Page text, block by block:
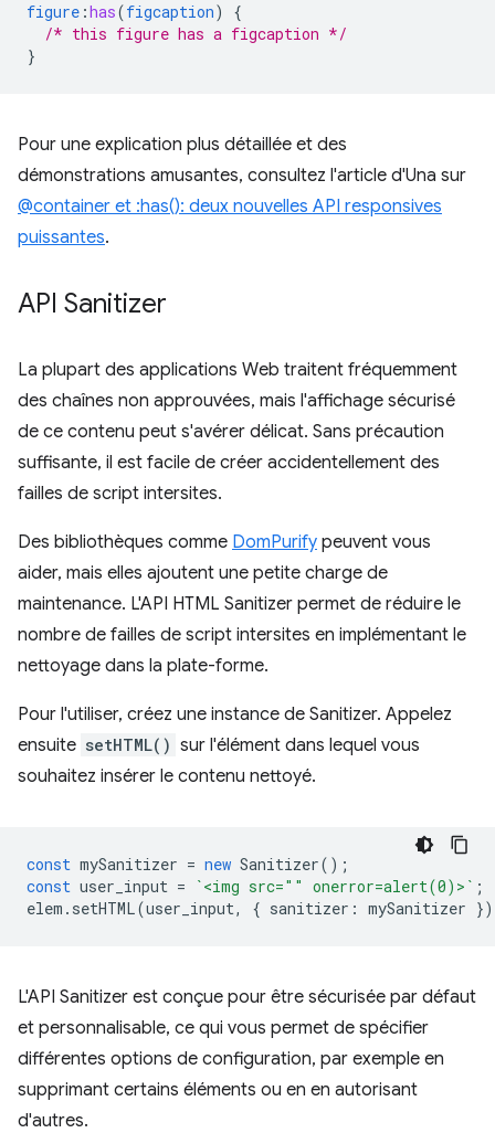
figure :has(figcaption)
{
/* this figure has a figcaption */
}
Pour une explication plus détaillée et des
démonstrations amusantes, consultez l'article d'Una sur
@container et :has(): deux nouvelles API responsives
puissantes.
API Sanitizer
La plupart des applications Web traitent fréquemment
des chaînes non approuvées, mais l'affichage sécurisé
de ce contenu peut s'avérer délicat. Sans précaution
suffisante, il est facile de créer accidentellement des
failles de script intersites.
Des bibliothèques comme DomPurify peuvent vous
aider, mais elles ajoutent une petite charge de
maintenance. L'API HTML Sanitizer permet de réduire le
nombre de failles de script intersites en implémentant le
nettoyage dans la plate-forme.
Pour l'utiliser, créez une instance de Sanitizer. Appelez
ensuite setHTML() sur l'élément dans lequel vous
souhaitez insérer le contenu nettoyé.
const mySanitizer = new Sanitizer();
const user_input = `<img src="" onerror=alert(0)>` ;
elem . setHTML(user_input, { sanitizer : mySanitizer
L'API Sanitizer est conçue pour être sécurisée par défaut
et personnalisable, ce qui vous permet de spécifier
différentes options de configuration, par exemple en
supprimant certains éléments ou en en autorisant
d'autres.